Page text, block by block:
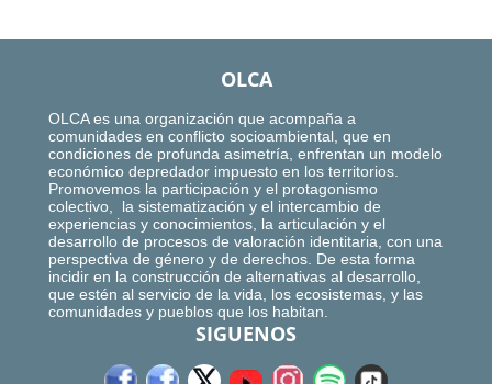
OLCA
OLCA es una organización que acompaña a
comunidades en conflicto socioambiental, que en
condiciones de profunda asimetría, enfrentan un modelo
económico depredador impuesto en los territorios.
Promovemos la participación y el protagonismo
colectivo, la sistematización y el intercambio de
experiencias y conocimientos, la articulación y el
desarrollo de procesos de valoración identitaria, con una
perspectiva de género y de derechos. De esta forma
incidir en la construcción de alternativas al desarrollo,
que estén al servicio de la vida, los ecosistemas, y las
comunidades y pueblos que los habitan.
SIGUENOS